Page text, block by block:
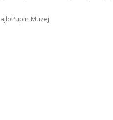
Muzej